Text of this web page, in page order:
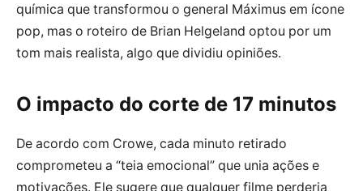
química que transformou o general Máximus em ícone
pop, mas o roteiro de Brian Helgeland optou por um
tom mais realista, algo que dividiu opiniões.
O impacto do corte de 17 minutos
De acordo com Crowe, cada minuto retirado
comprometeu a “teia emocional” que unia ações e
motivações. Ele sugere que qualquer filme perderia